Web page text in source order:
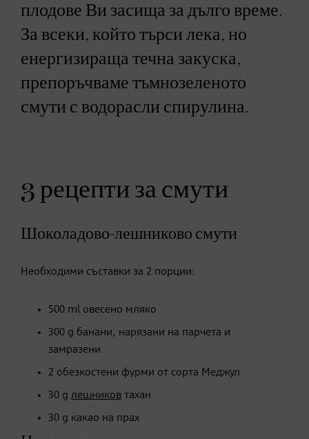
плодове Ви засища за дълго време.
За всеки, който търси лека, но
енергизираща течна закуска,
препоръчваме тъмнозеленото
смути с водорасли спирулина.
3 рецепти за смути
Шоколадово-лешниково смути
Необходими съставки за 2 порции:
500 ml овесено мляко
300 g банани, нарязани на парчета и
замразени
2 обезкостени фурми от сорта Меджул
30 g лешников тахан
30 g какао на прах